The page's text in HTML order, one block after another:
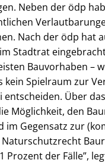
Neben der ödp
Nach der ödp hat
Stadtrat
Bauvorhaben –
Spielraum zur
entscheiden. Über
Möglichkeit, den
im Gegensatz zur
Prozent der Fälle”,